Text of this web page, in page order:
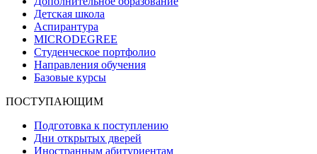
Детская школа
Аспирантура
MICRODEGREE
Студенческое портфолио
Направления обучения
Базовые курсы
ПОСТУПАЮЩИМ
Подготовка к поступлению
Дни открытых дверей
Иностранным абитуриентам